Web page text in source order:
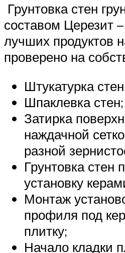
Грунтовка стен
составом Церезит
лучших продуктов
проверено на
Штукатурка
Шпаклевка стен;
Затирка
наждачной
разной
Грунтовка стен
установку
Монтаж
профиля под
плитку;
Начало кладки